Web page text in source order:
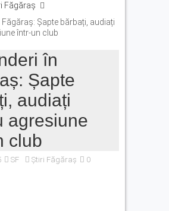
Se fac angajări pe șantierul
Makyol DJ104B. Ce se
La Făgăraș, lumina
rămâne aprinsă datorită
investițiilor în energie.
„Economisim deja de ani de
zile”
Autoturism căzut în râul Olt,
la barajul Scoreiu. Șoferul a
reușit să iasă din mașină
Cod Portocaliu de caniculă
Făgăraș
Făgăraș: Șapte bărbați, audiați
într-un club
în
Șapte
audiați
agresiune
club
SF Știri Făgăraș 0